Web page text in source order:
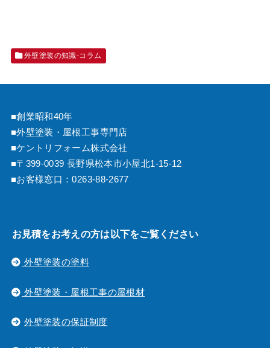
外壁塗装の知識-コラム
■創業昭和40年
■外壁塗装・屋根工事専門店
■ケントリフォーム株式会社
■〒399-0039 長野県松本市小屋北1-15-12
■お客様窓口：0263-88-2677
お見積をお考えの方は以下をご覧ください
外壁塗装の塗料
外壁塗装・屋根工事の屋根材
外壁塗装の保証制度